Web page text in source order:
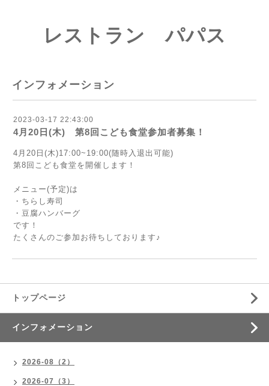
レストラン パパス
インフォメーション
2023-03-17 22:43:00
4月20日(木) 第8回こども食堂参加者募集！
4月20日(木)17:00~19:00(随時入退出可能)
第8回こども食堂を開催します！
メニュー(予定)は
・ちらし寿司
・豆腐ハンバーグ
です！
たくさんのご参加お待ちしております♪
トップページ
インフォメーション
2026-08（2）
2026-07（3）